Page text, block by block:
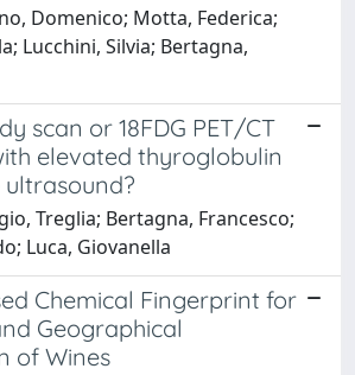
Domenico; Motta, Federica;
Lucchini, Silvia; Bertagna,
scan or 18FDG PET/CT
elevated thyroglobulin
Treglia; Bertagna, Francesco;
Luca, Giovanella
Chemical Fingerprint for
Geographical
of Wines